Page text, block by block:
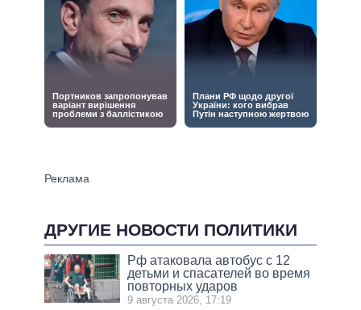
ДРУГИЕ НОВОСТИ ПОЛИТИКИ
Рф атаковала автобус с 12
детьми и спасателей во время
повторных ударов
9 августа 2026, 17:19